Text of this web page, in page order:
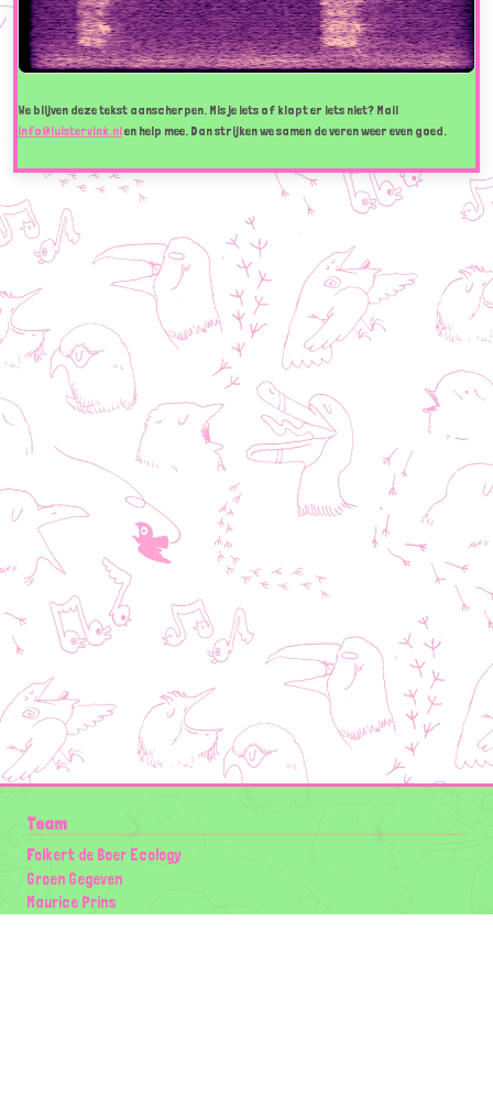
We blijven deze tekst aanscherpen. Mis je iets of klopt er iets niet? Mail
info@luistervink.nlen help mee. Dan strijken we samen de veren weer even goed.
Team
Folkert de Boer Ecology
Groen Gegeven
Maurice Prins